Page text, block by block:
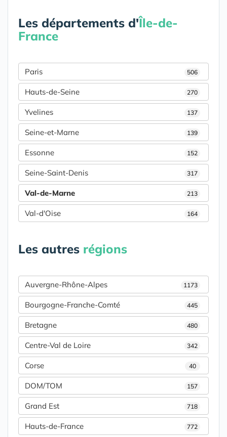
Les départements d'Île-de-
France
Paris 506
Hauts-de-Seine 270
Yvelines 137
Seine-et-Marne 139
Essonne 152
Seine-Saint-Denis 317
Val-de-Marne 213
Val-d'Oise 164
Les autres régions
Auvergne-Rhône-Alpes 1173
Bourgogne-Franche-Comté 445
Bretagne 480
Centre-Val de Loire 342
Corse 40
DOM/TOM 157
Grand Est 718
Hauts-de-France 772